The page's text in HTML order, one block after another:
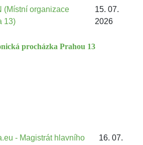
(Místní organizace
13)
15. 07.
2026
procházka Prahou 13
- Magistrát hlavního 16. 07.